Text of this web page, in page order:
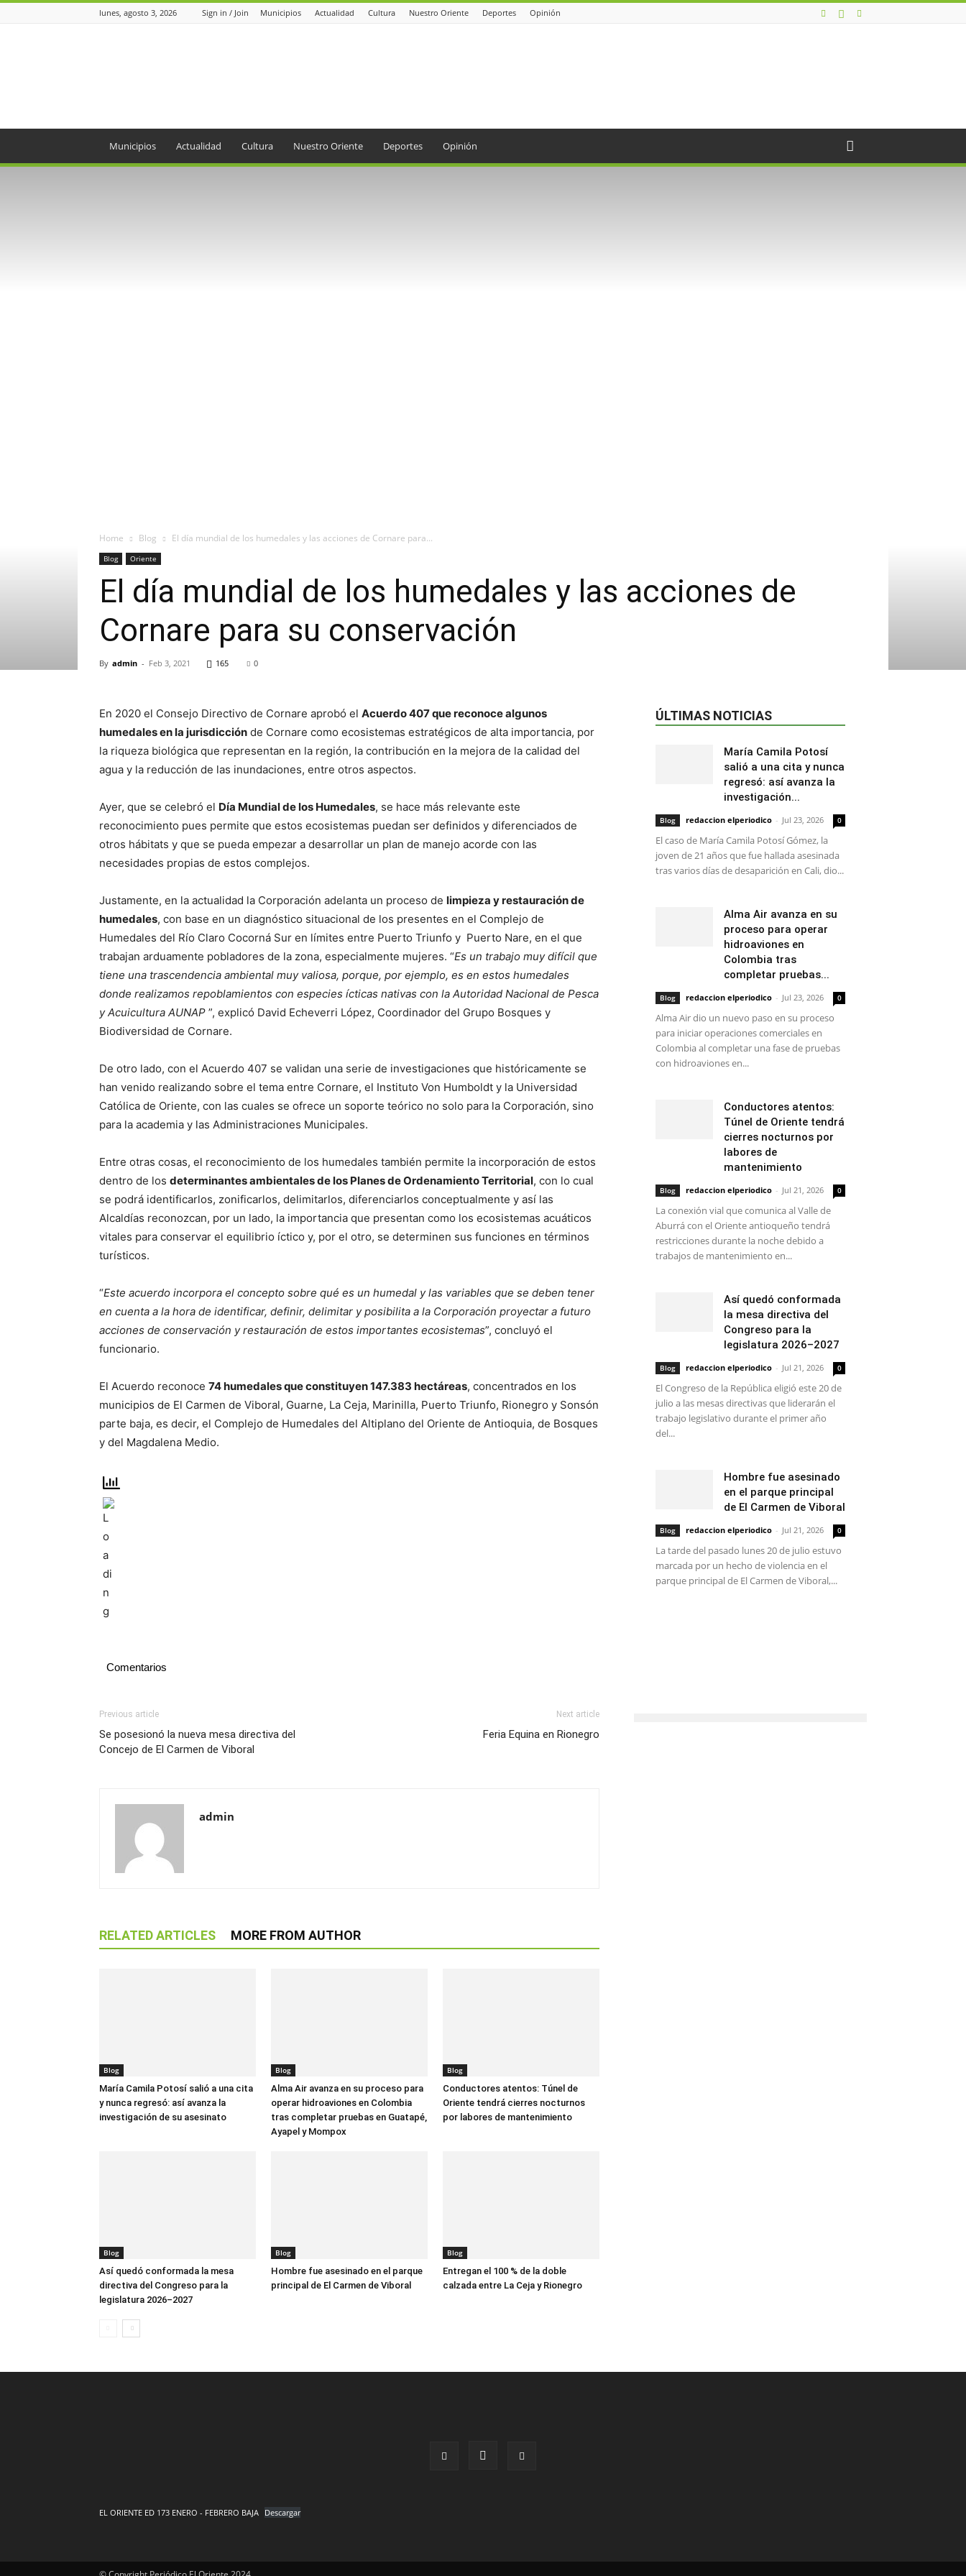
lunes, agosto 3, 2026 Sign in / Join Municipios Actualidad Cultura Nuestro Oriente Deportes Opinión
Municipios Actualidad Cultura Nuestro Oriente Deportes Opinión
Home Blog El día mundial de los humedales y las acciones de Cornare para...
Blog Oriente
El día mundial de los humedales y las acciones de
Cornare para su conservación
By admin - Feb 3, 2021 165 0
En 2020 el Consejo Directivo de Cornare aprobó el Acuerdo 407 que reconoce algunos
humedales en la jurisdicción de Cornare como ecosistemas estratégicos de alta importancia, por
la riqueza biológica que representan en la región, la contribución en la mejora de la calidad del
agua y la reducción de las inundaciones, entre otros aspectos.
Ayer, que se celebró el Día Mundial de los Humedales, se hace más relevante este
reconocimiento pues permite que estos ecosistemas puedan ser definidos y diferenciados de
otros hábitats y que se pueda empezar a desarrollar un plan de manejo acorde con las
necesidades propias de estos complejos.
Justamente, en la actualidad la Corporación adelanta un proceso de limpieza y restauración de
humedales, con base en un diagnóstico situacional de los presentes en el Complejo de
Humedales del Río Claro Cocorná Sur en límites entre Puerto Triunfo y Puerto Nare, en el que
trabajan arduamente pobladores de la zona, especialmente mujeres. “Es un trabajo muy difícil que
tiene una trascendencia ambiental muy valiosa, porque, por ejemplo, es en estos humedales
donde realizamos repoblamientos con especies ícticas nativas con la Autoridad Nacional de Pesca
y Acuicultura AUNAP ”, explicó David Echeverri López, Coordinador del Grupo Bosques y
Biodiversidad de Cornare.
De otro lado, con el Acuerdo 407 se validan una serie de investigaciones que históricamente se
han venido realizando sobre el tema entre Cornare, el Instituto Von Humboldt y la Universidad
Católica de Oriente, con las cuales se ofrece un soporte teórico no solo para la Corporación, sino
para la academia y las Administraciones Municipales.
Entre otras cosas, el reconocimiento de los humedales también permite la incorporación de estos
dentro de los determinantes ambientales de los Planes de Ordenamiento Territorial, con lo cual
se podrá identificarlos, zonificarlos, delimitarlos, diferenciarlos conceptualmente y así las
Alcaldías reconozcan, por un lado, la importancia que presentan como los ecosistemas acuáticos
vitales para conservar el equilibrio íctico y, por el otro, se determinen sus funciones en términos
turísticos.
“Este acuerdo incorpora el concepto sobre qué es un humedal y las variables que se deben tener
en cuenta a la hora de identificar, definir, delimitar y posibilita a la Corporación proyectar a futuro
acciones de conservación y restauración de estos importantes ecosistemas”, concluyó el
funcionario.
El Acuerdo reconoce 74 humedales que constituyen 147.383 hectáreas, concentrados en los
municipios de El Carmen de Viboral, Guarne, La Ceja, Marinilla, Puerto Triunfo, Rionegro y Sonsón
parte baja, es decir, el Complejo de Humedales del Altiplano del Oriente de Antioquia, de Bosques
y del Magdalena Medio.
Comentarios
Previous article
Se posesionó la nueva mesa directiva del
Concejo de El Carmen de Viboral
Next article
Feria Equina en Rionegro
admin
RELATED ARTICLES MORE FROM AUTHOR
Blog
María Camila Potosí salió a una cita
y nunca regresó: así avanza la
investigación de su asesinato
Blog
Alma Air avanza en su proceso para
operar hidroaviones en Colombia
tras completar pruebas en Guatapé,
Ayapel y Mompox
Blog
Conductores atentos: Túnel de
Oriente tendrá cierres nocturnos
por labores de mantenimiento
Blog
Así quedó conformada la mesa
directiva del Congreso para la
legislatura 2026–2027
Blog
Hombre fue asesinado en el parque
principal de El Carmen de Viboral
Blog
Entregan el 100 % de la doble
calzada entre La Ceja y Rionegro
ÚLTIMAS NOTICIAS
María Camila Potosí
salió a una cita y nunca
regresó: así avanza la
investigación...
Blog redaccion elperiodico - Jul 23, 2026 0
El caso de María Camila Potosí Gómez, la
joven de 21 años que fue hallada asesinada
tras varios días de desaparición en Cali, dio...
Alma Air avanza en su
proceso para operar
hidroaviones en
Colombia tras
completar pruebas...
Blog redaccion elperiodico - Jul 23, 2026 0
Alma Air dio un nuevo paso en su proceso
para iniciar operaciones comerciales en
Colombia al completar una fase de pruebas
con hidroaviones en...
Conductores atentos:
Túnel de Oriente tendrá
cierres nocturnos por
labores de
mantenimiento
Blog redaccion elperiodico - Jul 21, 2026 0
La conexión vial que comunica al Valle de
Aburrá con el Oriente antioqueño tendrá
restricciones durante la noche debido a
trabajos de mantenimiento en...
Así quedó conformada
la mesa directiva del
Congreso para la
legislatura 2026–2027
Blog redaccion elperiodico - Jul 21, 2026 0
El Congreso de la República eligió este 20 de
julio a las mesas directivas que liderarán el
trabajo legislativo durante el primer año
del...
Hombre fue asesinado
en el parque principal
de El Carmen de Viboral
Blog redaccion elperiodico - Jul 21, 2026 0
La tarde del pasado lunes 20 de julio estuvo
marcada por un hecho de violencia en el
parque principal de El Carmen de Viboral,...
EL ORIENTE ED 173 ENERO - FEBRERO BAJA Descargar